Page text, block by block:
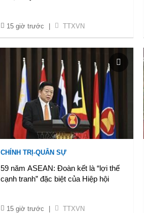
15 giờ trước TTXVN
CHÍNH TRỊ-QUÂN SỰ
59 năm ASEAN: Đoàn kết là “lợi thế
cạnh tranh” đặc biệt của Hiệp hội
15 giờ trước TTXVN